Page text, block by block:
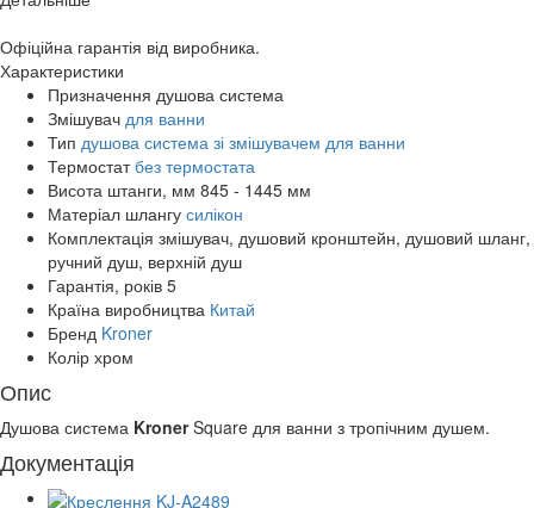
Офіційна гарантія від виробника.
Характеристики
Призначення душова система
Змішувач для ванни
Тип душова система зі змішувачем для ванни
Термостат без термостата
Висота штанги, мм 845 - 1445 мм
Матеріал шлангу силікон
Комплектація змішувач, душовий кронштейн, душовий шланг,
ручний душ, верхній душ
Гарантія, років 5
Країна виробництва Китай
Бренд Kroner
Колір хром
Опис
Душова система Kroner Square для ванни з тропічним душем.
Документація